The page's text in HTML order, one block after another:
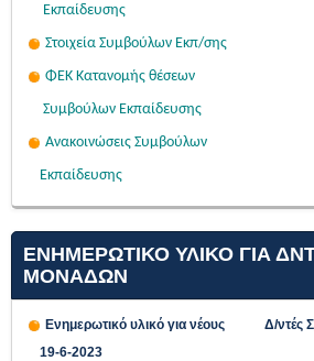
Εκπαίδευσης
Στοιχεία Συμβούλων Εκπ/σης
ΦΕΚ Κατανομής θέσεων
Συμβούλων Εκπαίδευσης
Ανακοινώσεις Συμβούλων
Εκπαίδευσης
ΕΝΗΜΕΡΩΤΙΚΟ ΥΛΙΚΟ ΓΙΑ
ΜΟΝΑΔΩΝ
Ενημερωτικό υλικό για νέους Δ/
19-6-2023